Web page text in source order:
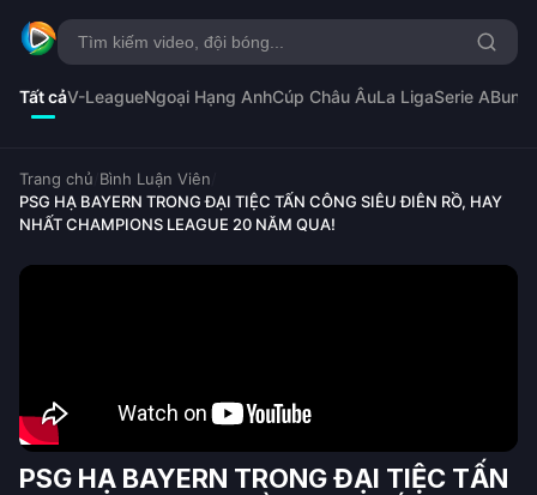
Tất cảV-LeagueNgoại Hạng AnhCúp Châu ÂuLa LigaSerie A
Trang chủ Bình Luận Viên
PSG HẠ BAYERN TRONG ĐẠI TIỆC TẤN CÔNG SIÊU ĐIÊN RỒ, HAY
NHẤT CHAMPIONS LEAGUE 20 NĂM QUA!
PSG HẠ BAYERN TRONG ĐẠI TIỆC TẤN